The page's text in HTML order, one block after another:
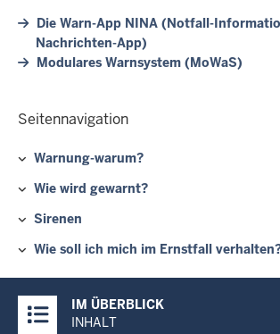
Die Warn-App NINA (Notfall-
Nachrichten-App)
Modulares Warnsystem (MoWaS)
Seitennavigation
Warnung-warum?
Wie wird gewarnt?
Sirenen
Wie soll ich mich im Ernstfall
Inhalte
IM ÜBERBLICK
INHALT